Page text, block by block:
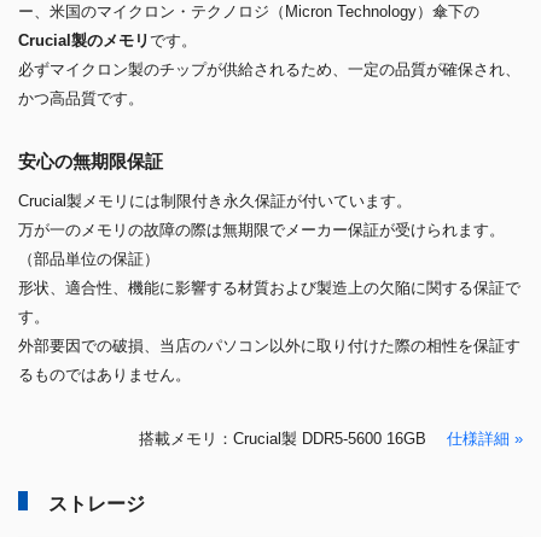
ー、米国のマイクロン・テクノロジ（Micron Technology）傘下の
Crucial製のメモリです。
必ずマイクロン製のチップが供給されるため、一定の品質が確保され、
かつ高品質です。
安心の無期限保証
Crucial製メモリには制限付き永久保証が付いています。
万が一のメモリの故障の際は無期限でメーカー保証が受けられます。
（部品単位の保証）
形状、適合性、機能に影響する材質および製造上の欠陥に関する保証で
す。
外部要因での破損、当店のパソコン以外に取り付けた際の相性を保証す
るものではありません。
搭載メモリ：Crucial製 DDR5-5600 16GB 仕様詳細 »
ストレージ